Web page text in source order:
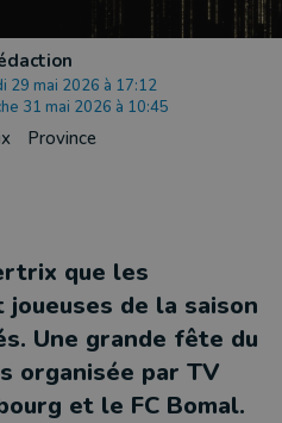
29 mai 2026 à 17:12
31 mai 2026 à 10:45
Province
que les
de la saison
Une grande fête du
organisée par TV
et le FC Bomal.